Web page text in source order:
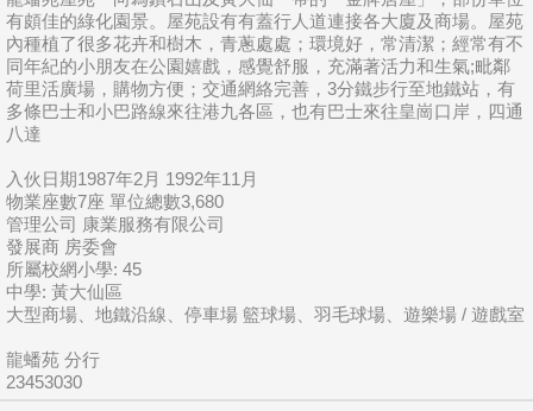
有頗佳的綠化園景。屋苑設有有蓋行人道連接各大廈及商場。屋苑
內種植了很多花卉和樹木，青蔥處處；環境好，常清潔；經常有不
同年紀的小朋友在公園嬉戲，感覺舒服，充滿著活力和生氣;毗鄰
荷里活廣場，購物方便；交通網絡完善，3分鐵步行至地鐵站，有
多條巴士和小巴路線來往港九各區，也有巴士來往皇崗口岸，四通
八達
入伙日期1987年2月 1992年11月
物業座數7座 單位總數3,680
管理公司 康業服務有限公司
發展商 房委會
所屬校網小學: 45
中學: 黃大仙區
大型商場、地鐵沿線、停車場 籃球場、羽毛球場、遊樂場 / 遊戲室
龍蟠苑 分行
23453030